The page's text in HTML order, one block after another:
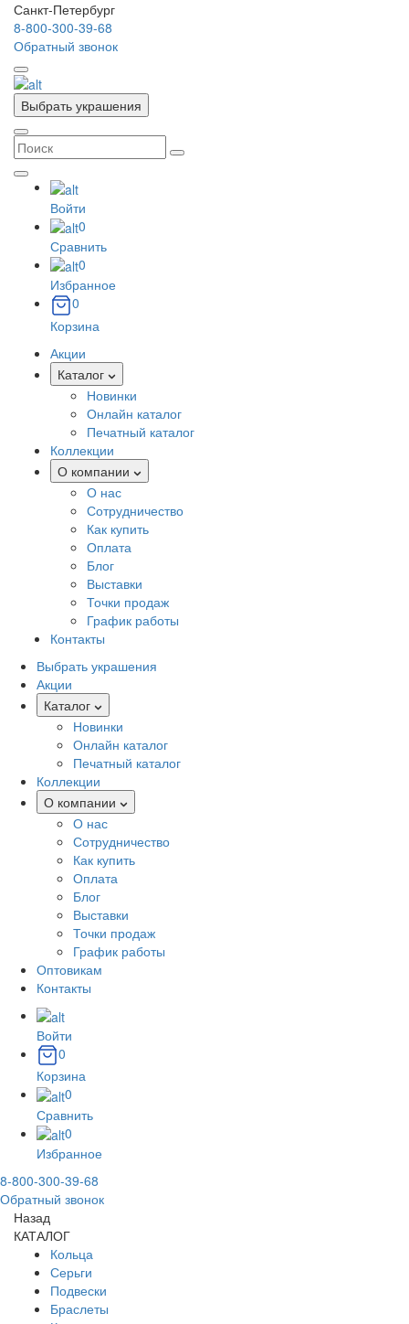
Санкт-Петербург
8-800-300-39-68
Обратный звонок
Выбрать украшения
Войти
0
Сравнить
0
Избранное
0
Корзина
Акции
Каталог
Новинки
Онлайн каталог
Печатный каталог
Коллекции
О компании
О нас
Сотрудничество
Как купить
Оплата
Блог
Выставки
Точки продаж
График работы
Контакты
Выбрать украшения
Акции
Каталог
Новинки
Онлайн каталог
Печатный каталог
Коллекции
О компании
О нас
Сотрудничество
Как купить
Оплата
Блог
Выставки
Точки продаж
График работы
Оптовикам
Контакты
Войти
0
Корзина
0
Сравнить
0
Избранное
8-800-300-39-68
Обратный звонок
Назад
КАТАЛОГ
Кольца
Серьги
Подвески
Браслеты